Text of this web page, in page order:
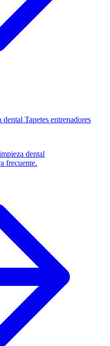
dental Tapetes entrenadores
dental
frecuente.